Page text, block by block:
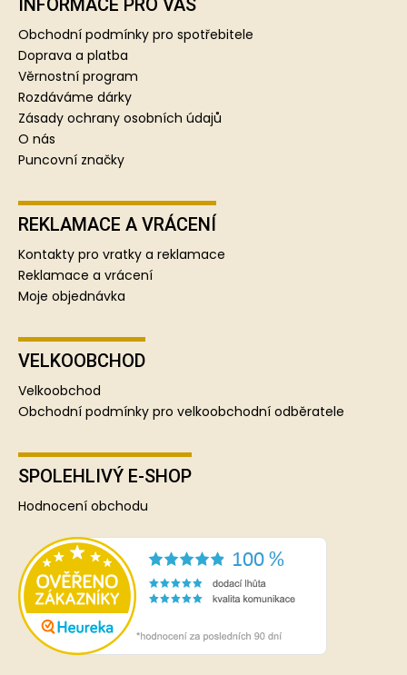
INFORMACE PRO VÁS
Obchodní podmínky pro spotřebitele
Doprava a platba
Věrnostní program
Rozdáváme dárky
Zásady ochrany osobních údajů
O nás
Puncovní značky
REKLAMACE A VRÁCENÍ
Kontakty pro vratky a reklamace
Reklamace a vrácení
Moje objednávka
VELKOOBCHOD
Velkoobchod
Obchodní podmínky pro velkoobchodní odběratele
SPOLEHLIVÝ E-SHOP
Hodnocení obchodu